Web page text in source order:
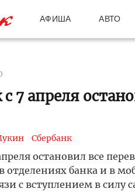
АФИША АВТО
с 7 апреля
Сбербанк
остановил все
отделениях банка и в
с вступлением в